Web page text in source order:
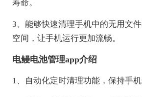
寿命。
3、能够快速清理手机中的无用文
空间，让手机运行更加流畅。
电鳗电池管理app介绍
1、自动化定时清理功能，保持手机